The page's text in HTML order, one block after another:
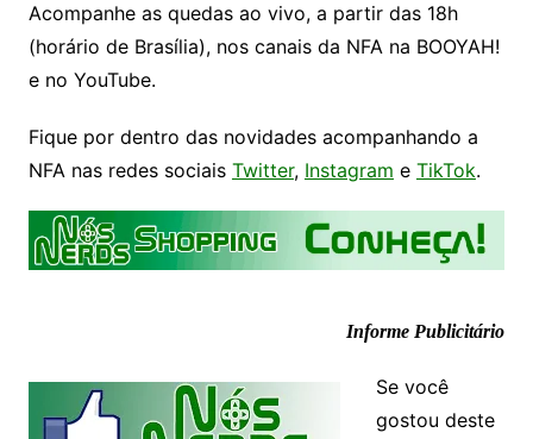
Acompanhe as quedas ao vivo, a partir das 18h
(horário de Brasília), nos canais da NFA na BOOYAH!
e no YouTube.
Fique por dentro das novidades acompanhando a
NFA nas redes sociais Twitter, Instagram e TikTok.
Informe Publicitário
Se você
gostou deste